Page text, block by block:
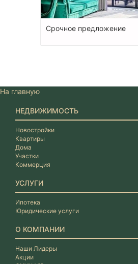
Срочное предложение
На главную
НЕДВИЖИМОСТЬ
Новостройки
Квартиры
Дома
Участки
Коммерция
УСЛУГИ
Ипотека
Юридические услуги
О КОМПАНИИ
Наши Лидеры
Акции